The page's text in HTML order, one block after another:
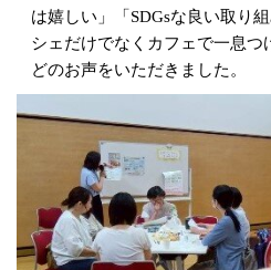
は嬉しい」「SDGsな良い取り
シェだけでなくカフェで一息つ
どのお声をいただきました。